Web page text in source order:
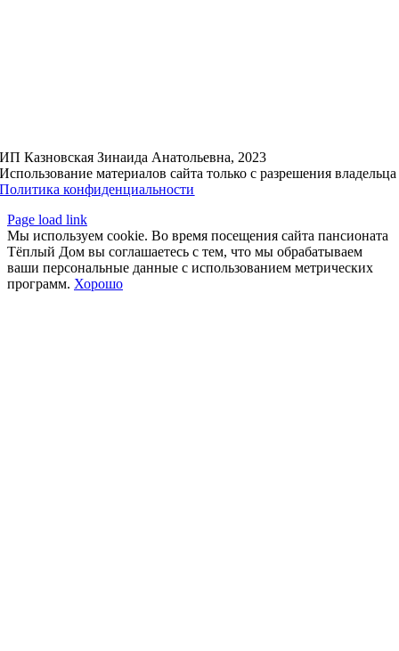
ИП Казновская Зинаида Анатольевна, 2023
Использование материалов сайта только с разрешения владельца
Политика конфиденциальности
Page load link
Мы используем cookie. Во время посещения сайта пансионата
Тёплый Дом вы соглашаетесь с тем, что мы обрабатываем
ваши персональные данные с использованием метрических
программ. Хорошо